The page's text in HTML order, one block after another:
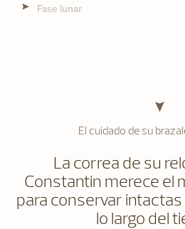
Fase lunar
El cuidado de su
La correa de su
Constantin merece el
para conservar
lo largo del